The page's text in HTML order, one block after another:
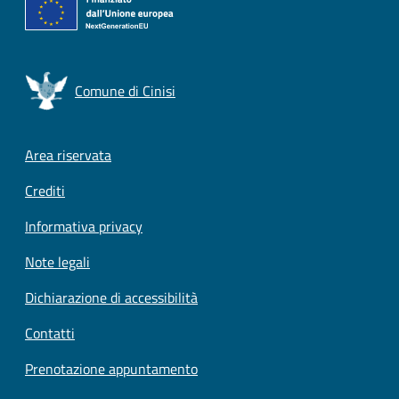
Comune di Cinisi
Footer menu
Area riservata
Crediti
Informativa privacy
Note legali
Dichiarazione di accessibilità
Contatti
Prenotazione appuntamento